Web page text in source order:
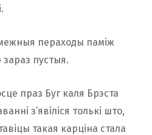
пераходы паміж
пустыя.
праз Буг каля Брэста
з’явіліся толькі што,
такая карціна стала